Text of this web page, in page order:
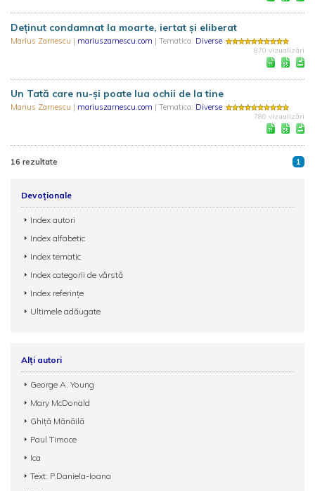
Deținut condamnat la moarte, iertat și eliberat
Marius Zarnescu | mariuszarnescu.com | Tematica: Diverse
870 vizualizări
Un Tată care nu-și poate lua ochii de la tine
Marius Zarnescu | mariuszarnescu.com | Tematica: Diverse
780 vizualizări
16 rezultate 1
Devoționale
Index autori
Index alfabetic
Index tematic
Index categorii de vârstă
Index referințe
Ultimele adăugate
Alți autori
George A. Young
Mary McDonald
Ghiță Mănăilă
Paul Timoce
Ica
Text: P.Daniela-Ioana